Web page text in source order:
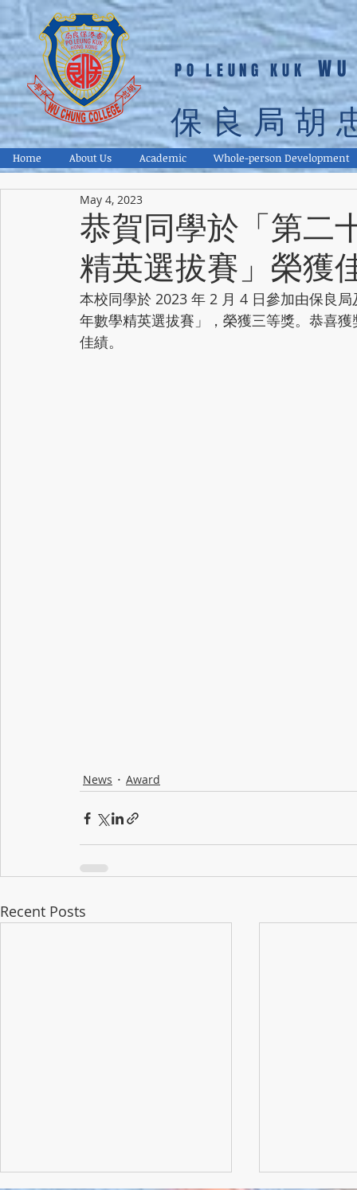
PO LEUNG KUK
保良局胡
Home About Us Academic Whole-person Development
恭賀同學於「第二
精英選拔賽」榮獲
May 4, 2023
本校同學於 2023 年 2 月 4 日參加由保良
年數學精英選拔賽」，榮獲三等獎。恭喜
佳績。
News Award
Recent Posts